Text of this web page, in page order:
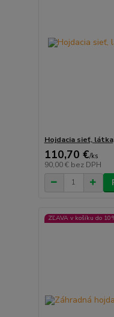
Hojdacia sieť,
110,70 €/ks
90,00 € bez DPH
ZĽAVA v košíku do